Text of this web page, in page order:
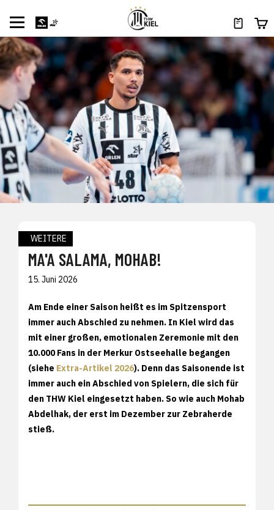
WEITERE
MA'A SALAMA, MOHAB!
15. Juni 2026
Am Ende einer Saison heißt es im Spitzensport
immer auch Abschied zu nehmen. In Kiel wird das
mit einer großen, emotionalen Zeremonie mit den
10.000 Fans in der Merkur Ostseehalle begangen
(siehe Extra-Artikel 2026). Denn das Saisonende ist
immer auch ein Abschied von Spielern, die sich für
den THW Kiel eingesetzt haben. So wie auch Mohab
Abdelhak, der erst im Dezember zur Zebraherde
stieß.